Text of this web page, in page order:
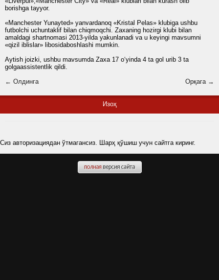
borishga tayyor.
«Manchester Yunayted» yanvardanoq «Kristal Pelas» klubiga ushbu
futbolchi uchuntaklif bilan chiqmoqchi. Zaxaning hozirgi klubi bilan
amaldagi shartnomasi 2013-yilda yakunlanadi va u keyingi mavsumni
«qizil iblislar» libosidaboshlashi mumkin.
Aytish joizki, ushbu mavsumda Zaxa 17 o‘yinda 4 ta gol urib 3 ta
golgaassistentlik qildi.
← Олдинга
Орқага →
Изоҳ
Сиз авторизациядан ўтмагансиз. Шарҳ қўшиш учун сайтга киринг.